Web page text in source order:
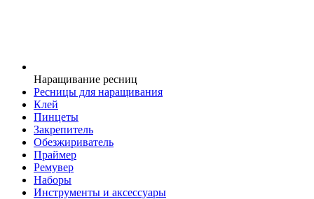
Наращивание ресниц
Ресницы для наращивания
Клей
Пинцеты
Закрепитель
Обезжириватель
Праймер
Ремувер
Наборы
Инструменты и аксессуары